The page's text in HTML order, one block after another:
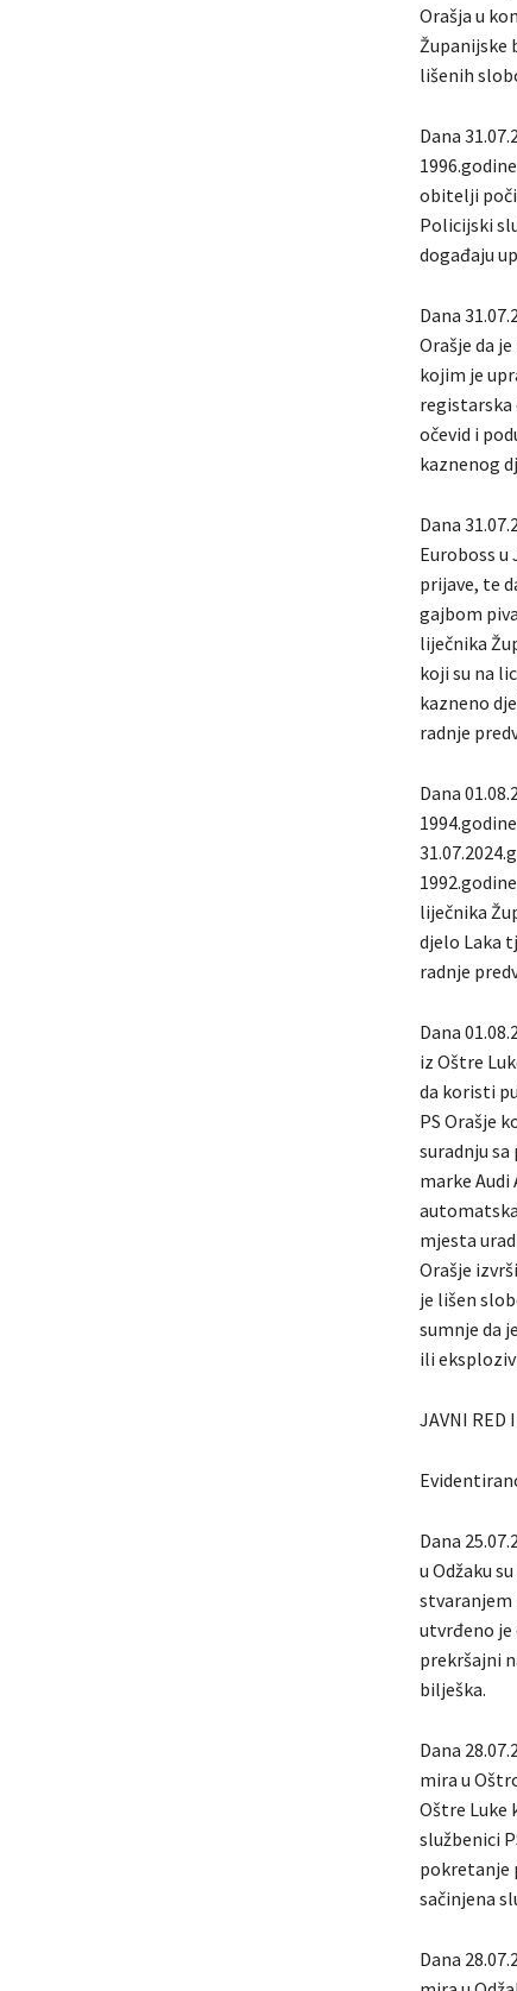
Orašja u
Županijske
lišenih
Dana
obitelji
Policijski
događaju
Dana
Orašje da
kojim je
registarska
očevid i
kaznenog
Dana
Euroboss
prijave, te
gajbom
liječnika
koji su na
kazneno
radnje
Dana
liječnika
djelo Laka
radnje
Dana
iz Oštre
da koristi
PS Orašje
suradnju
marke
mjesta
Orašje
je lišen
sumnje da
ili
JAVNI RED
Dana
u Odžaku
stvaranjem
utvrđeno je
prekršajni
bilješka.
Dana
mira u
Oštre Luke
službenici
pokretanje
sačinjena
Dana